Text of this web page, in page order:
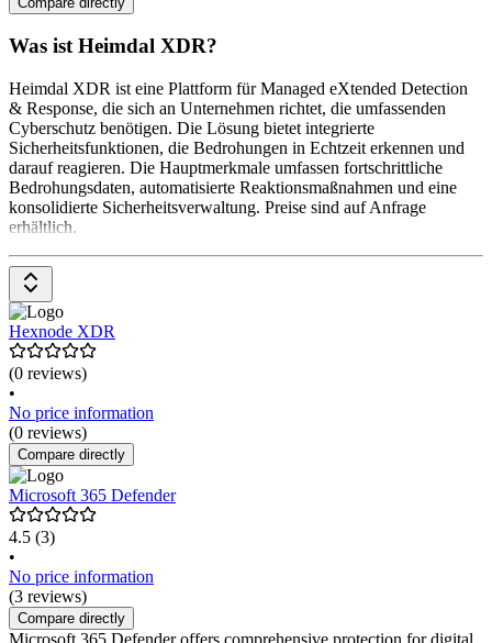
Was ist Heimdal XDR?
Heimdal XDR ist eine Plattform für Managed eXtended Detection
& Response, die sich an Unternehmen richtet, die umfassenden
Cyberschutz benötigen. Die Lösung bietet integrierte
Sicherheitsfunktionen, die Bedrohungen in Echtzeit erkennen und
darauf reagieren. Die Hauptmerkmale umfassen fortschrittliche
Bedrohungsdaten, automatisierte Reaktionsmaßnahmen und eine
konsolidierte Sicherheitsverwaltung. Preise sind auf Anfrage
erhältlich.
Hexnode XDR
(0 reviews)
•
No price information
(0 reviews)
Compare directly
Microsoft 365 Defender
4.5 (3)
•
No price information
(3 reviews)
Compare directly
Microsoft 365 Defender offers comprehensive protection for digital